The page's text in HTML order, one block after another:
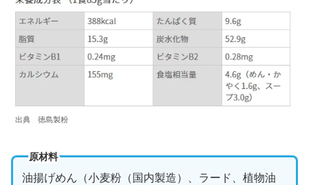
出典 徳島製粉
原材料
油揚げめん（小麦粉（国内製造）、ラード、植物油